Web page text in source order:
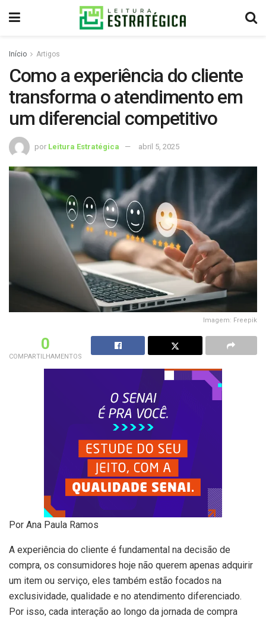
Início Artigos
Como a experiência do cliente
transforma o atendimento em
um diferencial competitivo
por Leitura Estratégica abril 5, 2025
Imagem: Freepik
0
COMPARTILHAMENTOS
Por Ana Paula Ramos
A experiência do cliente é fundamental na decisão de
compra, os consumidores hoje não querem apenas adquirir
um item ou serviço, eles também estão focados na
exclusividade, qualidade e no atendimento diferenciado.
Por isso, cada interação ao longo da jornada de compra